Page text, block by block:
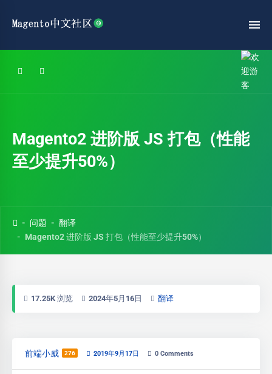
Magento2 进阶版 JS 打包（性能
至少提升50%）
问题
翻译
Magento2 进阶版 JS 打包（性能至少提升50%）
17.25K 浏览 2024年5月16日 翻译
前端小威 276 2019年9月17日 0 Comments